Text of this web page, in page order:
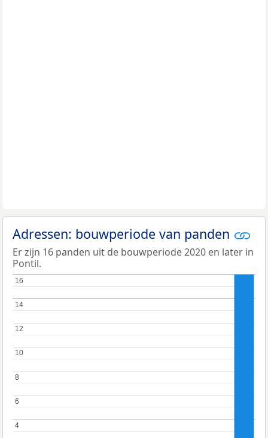
Adressen: bouwperiode van panden
Er zijn 16 panden uit de bouwperiode 2020 en later in
Pontil.
4
4
6
6
8
8
10
10
12
12
14
14
16
16